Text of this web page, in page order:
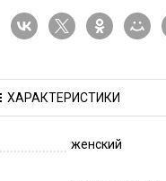
ХАРАКТЕРИСТИКИ
женский